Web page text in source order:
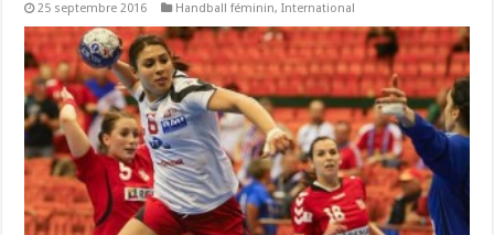
25 septembre 2016 Handball féminin,International